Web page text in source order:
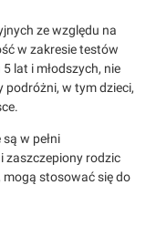
ze względu na
w zakresie testów
lat i młodszych, nie
w tym dzieci,
w pełni
zaszczepiony rodzic
stosować się do